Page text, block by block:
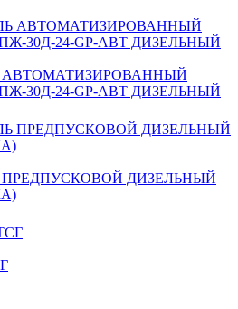
АВТОМАТИЗИРОВАННЫЙ
30Д-24-GP-АВТ ДИЗЕЛЬНЫЙ
ПРЕДПУСКОВОЙ ДИЗЕЛЬНЫЙ